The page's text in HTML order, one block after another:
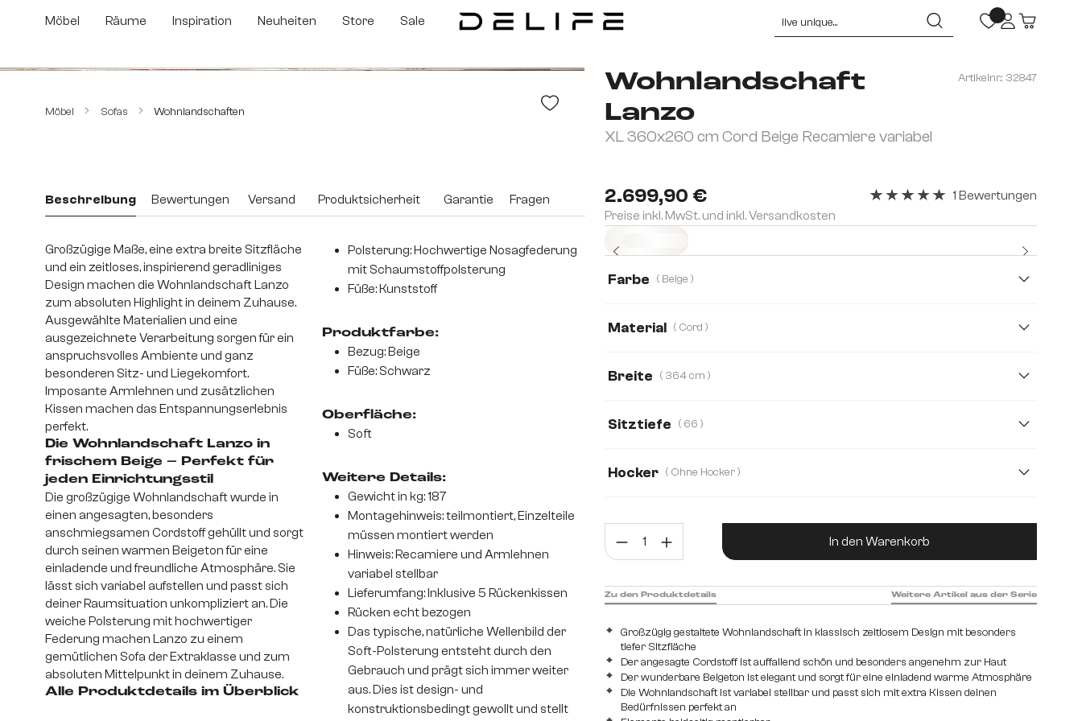
Hauptinhalt springen
Zur Suche springen
Zur Hauptnavigation springen
Möbel Räume Inspiration Neuheiten Store Sale
Möbel Sofas Wohnlandschaften
Wohnlandschaft
Lanzo
XL 360x260 cm Cord Beige Recamiere variabel
Artikelnr.: 32847
2.699,90 €
Preise inkl. MwSt. und inkl. Versandkosten
1 Bewertungen
Farbe ( Beige )
Material ( Cord )
Breite ( 364 cm )
Sitztiefe ( 66 )
Hocker ( Ohne Hocker )
Produkt Anzahl: Gib den gewünschten Wert
In den Warenkorb
Großzügig gestaltete Wohnlandschaft in klassisch zeitlosem Design mit besonders
tiefer Sitzfläche
Der angesagte Cordstoff ist auffallend schön und besonders angenehm zur Haut
Der wunderbare Beigeton ist elegant und sorgt für eine einladend warme Atmosphäre
Die Wohnlandschaft ist variabel stellbar und passt sich mit extra Kissen deinen
Bedürfnissen perfekt an
Zu den Produktdetails Weitere Artikel aus der Serie
Beschreibung Bewertungen Versand Produktsicherheit Garantie Fragen
Großzügige Maße, eine extra breite Sitzfläche
und ein zeitloses, inspirierend geradliniges
Design machen die Wohnlandschaft Lanzo
zum absoluten Highlight in deinem Zuhause.
Ausgewählte Materialien und eine
ausgezeichnete Verarbeitung sorgen für ein
anspruchsvolles Ambiente und ganz
besonderen Sitz- und Liegekomfort.
Imposante Armlehnen und zusätzlichen
Kissen machen das Entspannungserlebnis
perfekt.
Die Wohnlandschaft Lanzo in
frischem Beige – Perfekt für
jeden Einrichtungsstil
Die großzügige Wohnlandschaft wurde in
einen angesagten, besonders
anschmiegsamen Cordstoff gehüllt und sorgt
durch seinen warmen Beigeton für eine
einladende und freundliche Atmosphäre. Sie
lässt sich variabel aufstellen und passt sich
deiner Raumsituation unkompliziert an. Die
weiche Polsterung mit hochwertiger
Federung machen Lanzo zu einem
gemütlichen Sofa der Extraklasse und zum
absoluten Mittelpunkt in deinem Zuhause.
Alle Produktdetails im Überblick
Polsterung: Hochwertige Nosagfederung
mit Schaumstoffpolsterung
Füße: Kunststoff
Produktfarbe:
Bezug: Beige
Füße: Schwarz
Oberfläche:
Soft
Weitere Details:
Gewicht in kg: 187
Montagehinweis: teilmontiert, Einzelteile
müssen montiert werden
Hinweis: Recamiere und Armlehnen
variabel stellbar
Lieferumfang: Inklusive 5 Rückenkissen
Rücken echt bezogen
Das typische, natürliche Wellenbild der
Soft-Polsterung entsteht durch den
Gebrauch und prägt sich immer weiter
aus. Dies ist design- und
konstruktionsbedingt gewollt und stellt